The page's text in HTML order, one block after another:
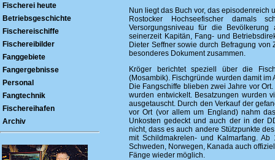
Fischerei heute
Betriebsgeschichte
Fischereischiffe
Fischereibilder
Fanggebiete
Fangergebnisse
Personal
Fangtechnik
Fischereihafen
Archiv
Nun liegt das Buch vor, das episodenreich
Rostocker Hochseefischer damals
Versorgungsniveau für die
seinerzeit Kapitän, Fang- und
Dieter Seffner sowie durch Befragung
besonderes Dokument zusammen.
Kröger berichtet speziell über die
(Mosambik). Fischgründe wurden damit
Die Fangschiffe blieben zwei Jahre vor
wurden entwickelt. Besatzungen wurden
ausgetauscht. Durch den Verkauf der
vor Ort (vor allem um England) nahm
Unkosten gedeckt und auch der in der
nicht, dass es auch andere Stützpunkte
mit Schildmakrelen- und Kalmarfang.
Schweden, Norwegen, Kanada auch
Fänge wieder möglich.